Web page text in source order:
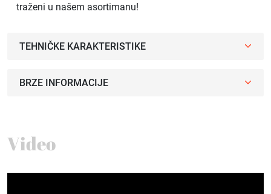
traženi u našem asortimanu!
TEHNIČKE KARAKTERISTIKE
BRZE INFORMACIJE
Video